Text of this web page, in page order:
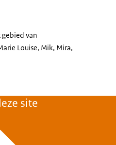
van
Louise, Mik, Mira,
site